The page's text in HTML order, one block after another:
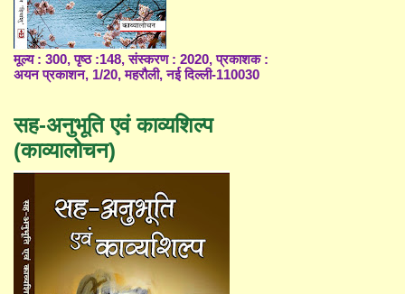
मूल्य : 300, पृष्ठ :148, संस्करण : 2020, प्रकाशक :
अयन प्रकाशन, 1/20, महरौली, नई दिल्ली-110030
सह-अनुभूति एवं काव्यशिल्प
(काव्यालोचन)